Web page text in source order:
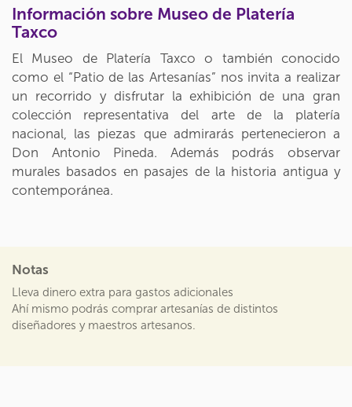
Información sobre Museo de Platería
Taxco
El Museo de Platería Taxco o también conocido
como el “Patio de las Artesanías” nos invita a realizar
un recorrido y disfrutar la exhibición de una gran
colección representativa del arte de la platería
nacional, las piezas que admirarás pertenecieron a
Don Antonio Pineda. Además podrás observar
murales basados en pasajes de la historia antigua y
contemporánea.
Notas
Lleva dinero extra para gastos adicionales
Ahí mismo podrás comprar artesanías de distintos
diseñadores y maestros artesanos.